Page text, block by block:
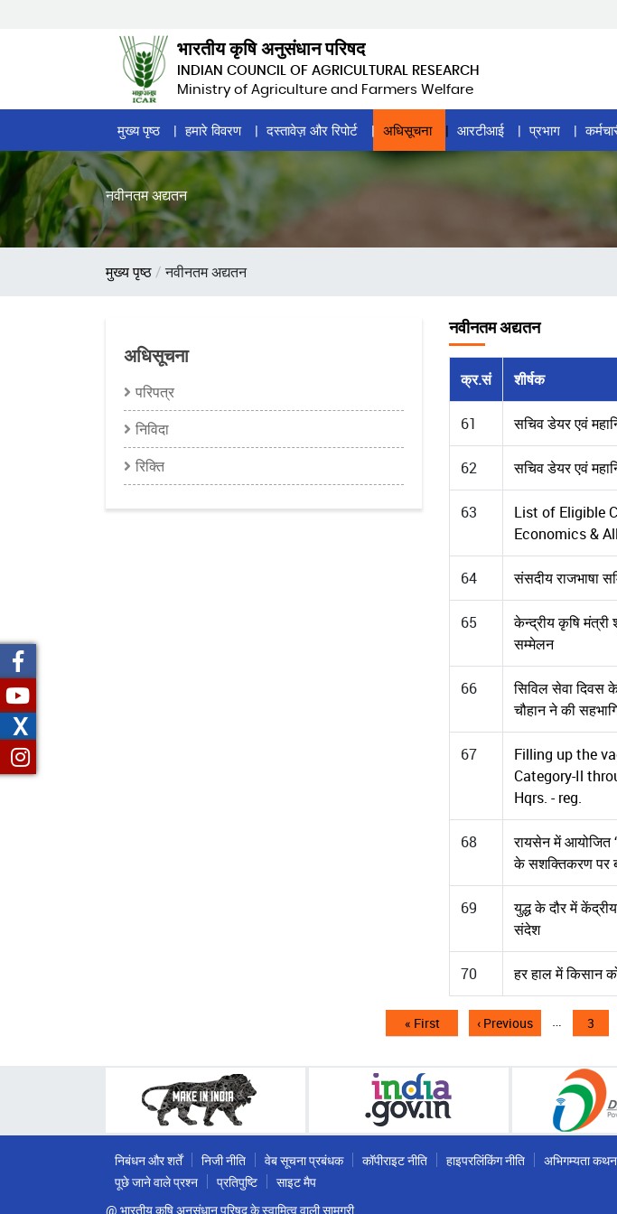
भारतीय कृषि अनुसंधान परिषद
INDIAN COUNCIL OF AGRICULTURAL RESEARCH
Ministry of Agriculture and Farmers Welfare
Home
Page
Menu
मुख्य पृष्ठ हमारे विवरण दस्तावेज़ और रिपोर्ट अधिसूचना आरटीआई प्रभाग
नवीनतम अद्यतन
पग
मुख्य पृष्ठ नवीनतम अद्यतन
अधिसूचना
परिपत्र
निविदा
रिक्ति
नवीनतम अद्यतन
क्र.सं शीर्षक
61 सचिव डेयर एवं
62 सचिव डेयर एवं
63
List of Eligible
Economics &
64 संसदीय राजभाषा
65
केन्द्रीय कृषि मंत्री
सम्मेलन
66
सिविल सेवा दिवस
चौहान ने की
67
Filling up the
Category-Il
Hqrs. - reg.
68
रायसेन में आयोजित
के सशक्तिकरण पर
69
युद्ध के दौर में
संदेश
70 हर हाल में किसान
Pagination
First
« First
Previous
‹ Previous … पृष्ठ
3
निबंधन और शर्तें निजी नीति वेब सूचना प्रबंधक कॉपीराइट नीति हाइपरलिंकिंग नीति अभिगम्यता कथन
पूछे जाने वाले प्रश्न
प्रतिपुष्टि
साइट मैप
@ भारतीय कृषि अनुसंधान परिषद के स्वामित्व वाली सामग्री
X